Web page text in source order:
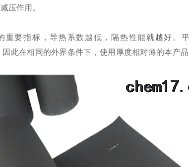
压作用。
重要指标，导热系数越低，隔热性能就越好。
此在相同的外界条件下，使用厚度相对薄的本产